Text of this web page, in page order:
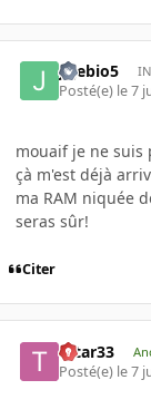
jejebio5
Posté(e) le 7
mouaif je ne suis
çà m'est déjà
ma RAM niquée
seras sûr!
Citer
tatar33
Posté(e) le 7